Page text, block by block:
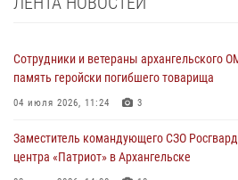
Сотрудники и ветераны архангельского
память геройски погибшего товарища
04 июля 2026, 11:24 3
Заместитель командующего СЗО
центра «Патриот» в Архангельске